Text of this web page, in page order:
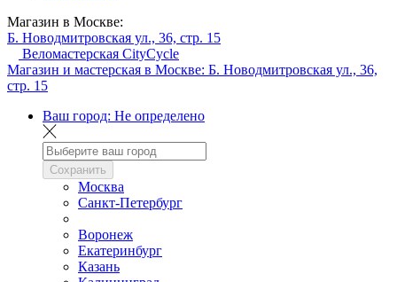
Магазин в Москве:
Б. Новодмитровская ул., 36, стр. 15
Веломастерская CityCycle
Магазин и мастерская в Москве: Б. Новодмитровская ул., 36,
стр. 15
Ваш город: Не определено
Сохранить
Москва
Санкт-Петербург
Воронеж
Екатеринбург
Казань